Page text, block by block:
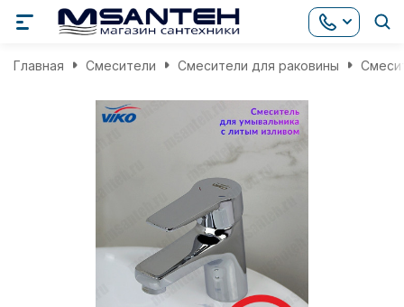
Главная Смесители Смесители для раковины